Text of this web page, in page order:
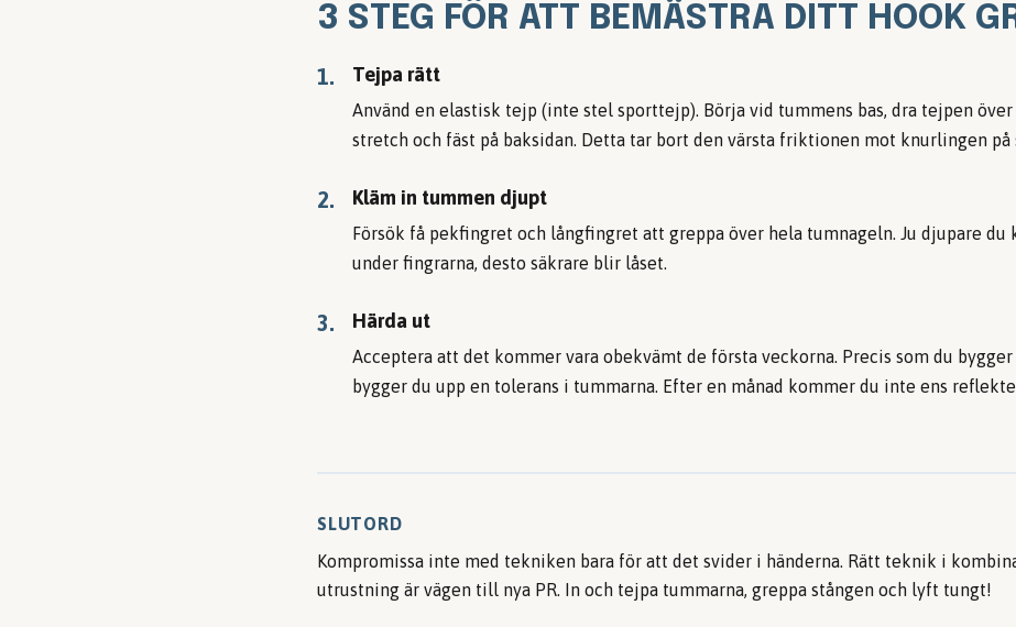
3 STEG FÖR ATT BEMÄSTRA DITT HOOK
1. Tejpa rätt
Använd en elastisk tejp (inte stel sporttejp). Börja vid tummens bas, dra tejpen
stretch och fäst på baksidan. Detta tar bort den värsta friktionen mot knurlingen på
2. Kläm in tummen djupt
Försök få pekfingret och långfingret att greppa över hela tumnageln. Ju djupare du
under fingrarna, desto säkrare blir låset.
3. Härda ut
Acceptera att det kommer vara obekvämt de första veckorna. Precis som du
bygger du upp en tolerans i tummarna. Efter en månad kommer du inte ens
SLUTORD
Kompromissa inte med tekniken bara för att det svider i händerna. Rätt teknik i
utrustning är vägen till nya PR. In och tejpa tummarna, greppa stången och lyft tungt!